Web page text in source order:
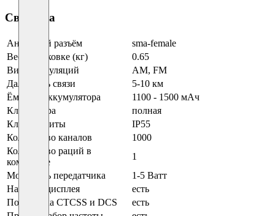
Свойства
Антенный разъём
sma-female
Вес в упаковке (кг)
0.65
Виды модуляций
AM, FM
Дальность связи
5-10 км
Ёмкость аккумулятора
1100 - 1500 мАч
Клавиатура
полная
Класс защиты
IP55
Количество каналов
1000
Количество раций в
комплекте
1
Мощность передатчика
1-5 Ватт
Наличие дисплея
есть
Поддержка CTCSS и DCS
есть